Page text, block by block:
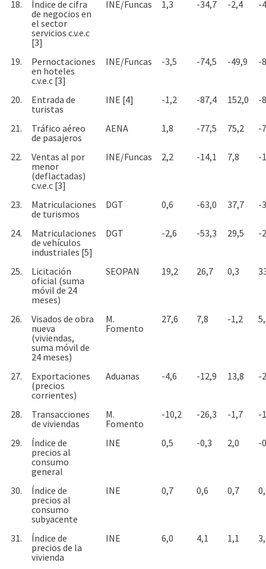
18.
Índice de cifra
de negocios en
el sector
servicios c.v.e.c
[3]
INE/Funcas 1,3 -34,7 -2,4 -
19.
Pernoctaciones
en hoteles
c.v.e.c [3]
INE/Funcas -3,5 -74,5 -49,9 -
20.
Entrada de
turistas
INE [4] -1,2 -87,4 152,0 -
21.
Tráfico aéreo
de pasajeros
AENA 1,8 -77,5 75,2 -
22.
Ventas al por
menor
(deflactadas)
c.v.e.c [3]
INE/Funcas 2,2 -14,1 7,8 -
23.
Matriculaciones
de turismos
DGT 0,6 -63,0 37,7 -
24.
Matriculaciones
de vehículos
industriales [5]
DGT -2,6 -53,3 29,5 -
25.
Licitación
oficial (suma
móvil de 24
meses)
SEOPAN 19,2 26,7 0,3
26.
Visados de obra
nueva
(viviendas,
suma móvil de
24 meses)
M.
Fomento
27,6 7,8 -1,2
27.
Exportaciones
(precios
corrientes)
Aduanas -4,6 -12,9 13,8 -
28.
Transacciones
de viviendas
M.
Fomento
-10,2 -26,3 -1,7 -
29.
Índice de
precios al
consumo
general
INE 0,5 -0,3 2,0 -
30.
Índice de
precios al
consumo
subyacente
INE 0,7 0,6 0,7
31.
Índice de
precios de la
vivienda
INE 6,0 4,1 1,1